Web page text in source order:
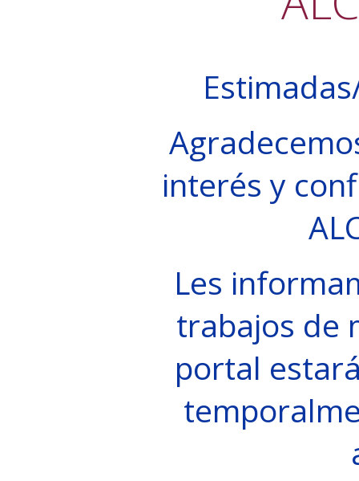
interés y
Les
trabajos de
portal